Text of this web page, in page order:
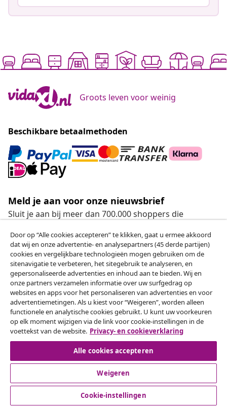
Groots leven voor weinig
Beschikbare betaalmethoden
Meld je aan voor onze nieuwsbrief
Sluit je aan bij meer dan 700.000 shoppers die
artikelen van vidaXL ontvangen.
Onze sociale media
Herroeping van de overeenkomst
Een annulering voor je bestelling indienen
Herroeping van de overeenkomst
Door op “Alle cookies accepteren” te klikken, gaat u ermee akkoord
dat wij en onze advertentie- en analysepartners (45 derde partijen)
cookies en vergelijkbare technologieën mogen gebruiken om de
sitenavigatie te verbeteren, het sitegebruik te analyseren, en
gepersonaliseerde advertenties en inhoud aan te bieden. Wij en
onze partners verzamelen informatie over uw surfgedrag op
websites en apps voor het personaliseren van advertenties en voor
advertentiemetingen. Als u kiest voor “Weigeren”, worden alleen
functionele en analytische cookies gebruikt. U kunt uw voorkeuren
op elk moment wijzigen via de link voor cookie-instellingen in de
voettekst van de website. Privacy- en cookieverklaring
Alle cookies accepteren
Weigeren
Cookie-instellingen